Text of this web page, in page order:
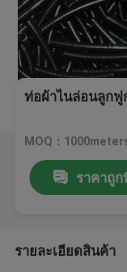
ท่อผ้าไนล่อนลูกฟู
MOQ：
ราคาถู
รายละเอียดสินค้า